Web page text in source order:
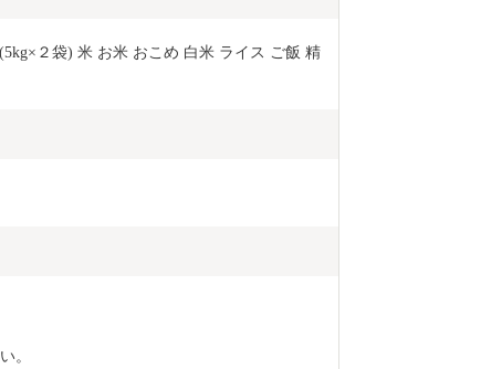
２袋) 米 お米 おこめ 白米 ライス ご飯 精
。